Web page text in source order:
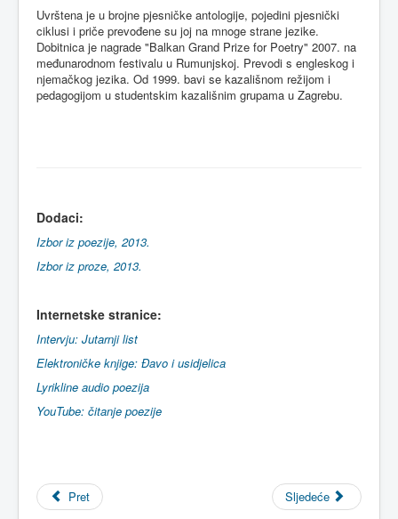
Uvrštena je u brojne pjesničke antologije, pojedini pjesnički
ciklusi i priče prevođene su joj na mnoge strane jezike.
Dobitnica je nagrade "Balkan Grand Prize for Poetry" 2007. na
međunarodnom festivalu u Rumunjskoj. Prevodi s engleskog i
njemačkog jezika. Od 1999. bavi se kazališnom režijom i
pedagogijom u studentskim kazališnim grupama u Zagrebu.
Dodaci:
Izbor iz poezije, 2013.
Izbor iz proze, 2013.
Internetske stranice:
Intervju: Jutarnji list
Elektroničke knjige: Đavo i usidjelica
Lyrikline audio poezija
YouTube: čitanje poezije
Pret Sljedeće